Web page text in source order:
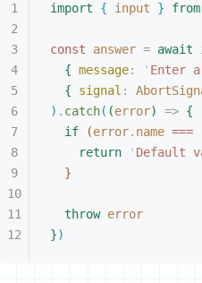
import { input } from
const answer = await
{ message: ' Enter
{
signal :
) . catch( (error) => {
if
(error. name ===
return ' Default
}
throw error
})